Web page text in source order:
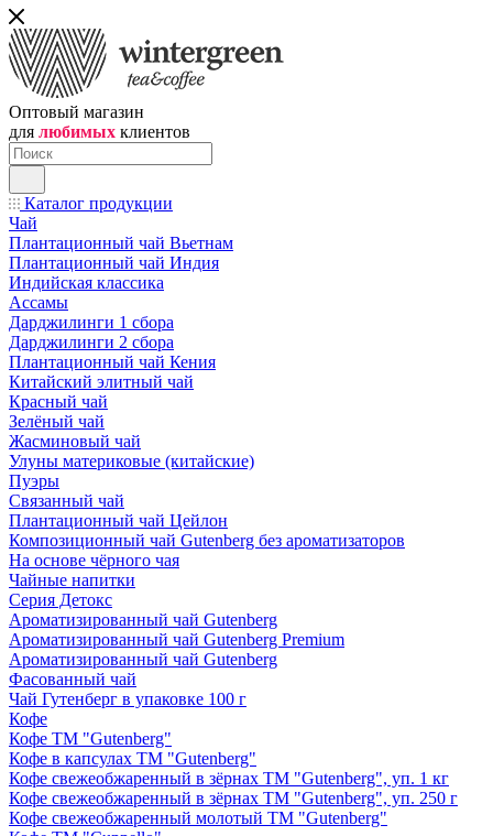
Оптовый магазин
для любимых клиентов
Каталог продукции
Чай
Плантационный чай Вьетнам
Плантационный чай Индия
Индийская классика
Ассамы
Дарджилинги 1 сбора
Дарджилинги 2 сбора
Плантационный чай Кения
Китайский элитный чай
Красный чай
Зелёный чай
Жасминовый чай
Улуны материковые (китайские)
Пуэры
Связанный чай
Плантационный чай Цейлон
Композиционный чай Gutenberg без ароматизаторов
На основе чёрного чая
Чайные напитки
Серия Детокс
Ароматизированный чай Gutenberg
Ароматизированный чай Gutenberg Premium
Ароматизированный чай Gutenberg
Фасованный чай
Чай Гутенберг в упаковке 100 г
Кофе
Кофе ТМ "Gutenberg"
Кофе в капсулах ТМ "Gutenberg"
Кофе свежеобжаренный в зёрнах ТМ "Gutenberg", уп. 1 кг
Кофе свежеобжаренный в зёрнах ТМ "Gutenberg", уп. 250 г
Кофе свежеобжаренный молотый ТМ "Gutenberg"